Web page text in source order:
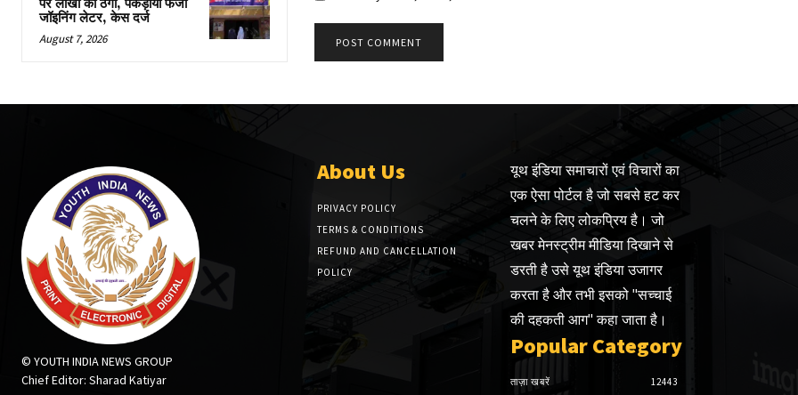
पर लाखों की ठगी, पकड़ाया फर्जी
जॉइनिंग लेटर, केस दर्ज
August 7, 2026
© YOUTH INDIA NEWS GROUP
Chief Editor: Sharad Katiyar
About Us
PRIVACY POLICY
TERMS & CONDITIONS
REFUND AND CANCELLATION
POLICY
यूथ इंडिया समाचारों एवं विचारों का
एक ऐसा पोर्टल है जो सबसे हट कर
चलने के लिए लोकप्रिय है। जो
खबर मेनस्ट्रीम मीडिया दिखाने से
डरती है उसे यूथ इंडिया उजागर
करता है और तभी इसको "सच्चाई
की दहकती आग" कहा जाता है।
Popular Category
ताज़ा खबरें 12443